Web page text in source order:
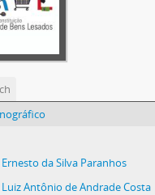
Ernesto da Silva Paranhos
Luiz Antônio de Andrade Costa